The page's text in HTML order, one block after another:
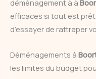
déménagement à à
efficaces si tout est
d’essayer de rattraper
Déménagements à
les limites du budget